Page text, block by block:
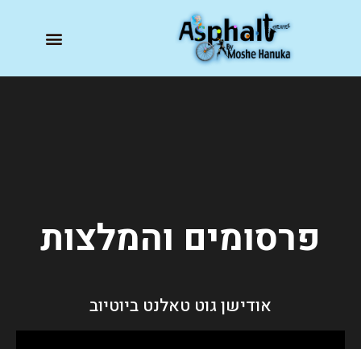
פרסומים והמלצות
אודישן גוט טאלנט ביוטיוב